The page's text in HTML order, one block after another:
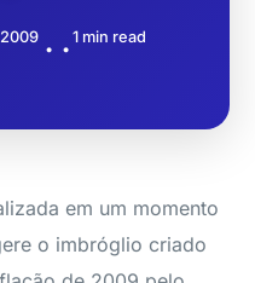
1 min read
em um momento
o imbróglio criado